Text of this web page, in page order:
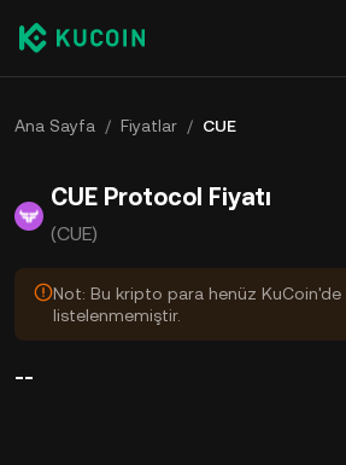
Ana Sayfa / Fiyatlar / CUE
CUE Protocol Fiyatı
(CUE)
Not: Bu kripto para henüz KuCoin'de
listelenmemiştir.
--